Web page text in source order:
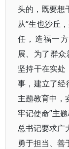
头的，既要想
从“生也沙丘
任，造福一
展、为了群
坚持干在实
事，建立了经
主题教育中，
牢记使命”主
总书记要求广
勇于担当、善